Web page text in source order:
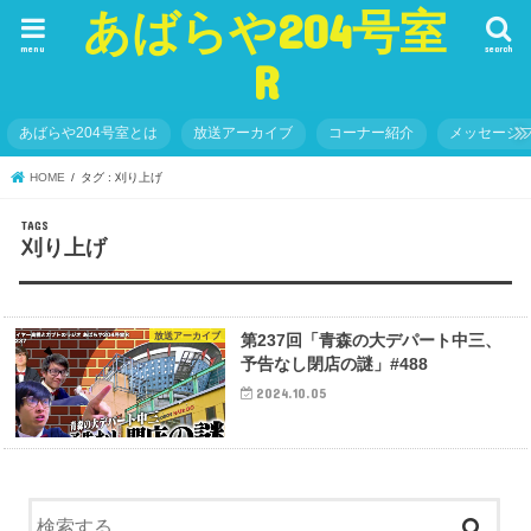
あばらや204号室
R
search
menu
あばらや204号室とは 放送アーカイブ コーナー紹介 メッセージ
HOME タグ : 刈り上げ
刈り上げ
放送アーカイブ
第237回「青森の大デパート中三、
予告なし閉店の謎」#488
2024.10.05